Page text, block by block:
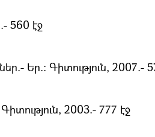
560 էջ
Եր.։ Գիտություն, 2007.-
2003.- 777 էջ